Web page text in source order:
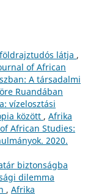
látja ,
of African
A társadalmi
Ruandában
vízelosztási
között , Afrika
African Studies:
2020.
biztonságba
dilemma
, Afrika